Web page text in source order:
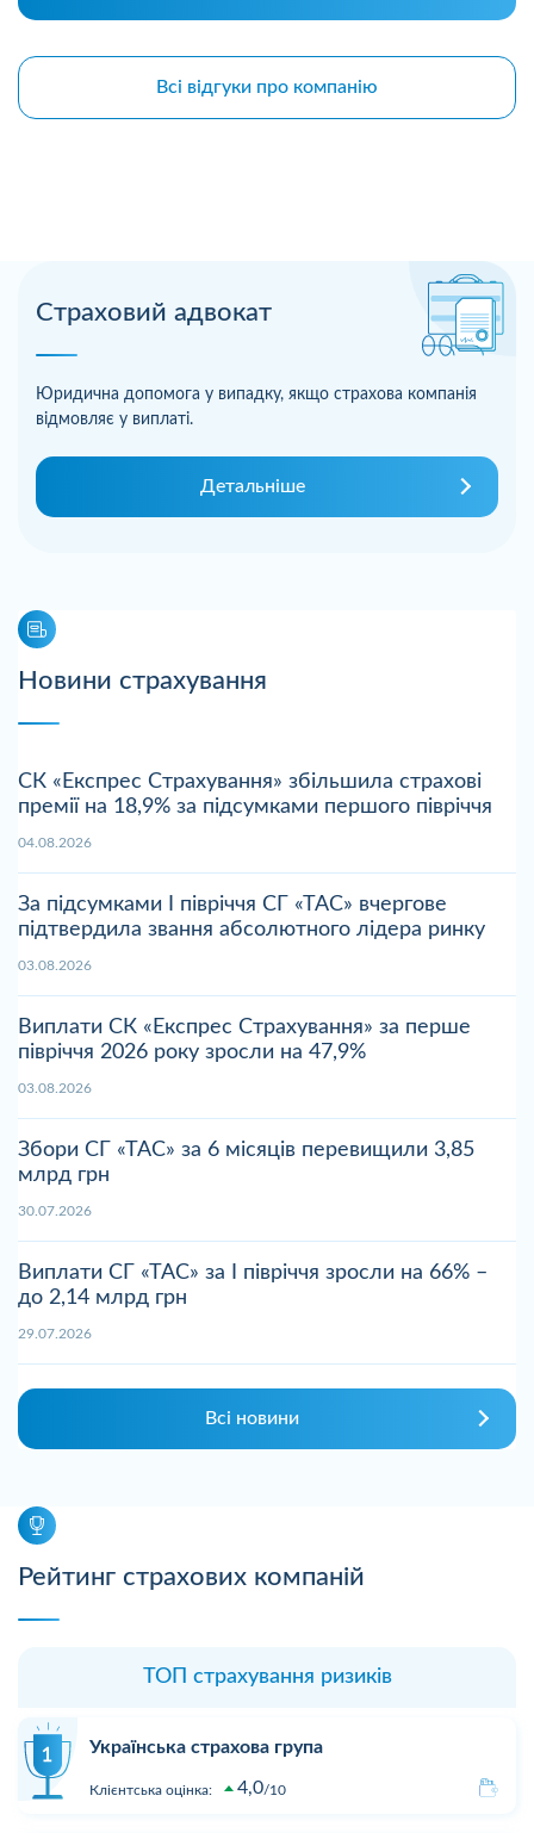
Страховий адвокат
Юридична допомога у випадку, якщо страхова компанія
відмовляє у виплаті.
Детальніше
Новини страхування
СК «Експрес Страхування» збільшила страхові
премії на 18,9% за підсумками першого півріччя
04.08.2026
За підсумками І півріччя СГ «ТАС» вчергове
підтвердила звання абсолютного лідера ринку
03.08.2026
Виплати СК «Експрес Страхування» за перше
півріччя 2026 року зросли на 47,9%
03.08.2026
Збори СГ «ТАС» за 6 місяців перевищили 3,85
млрд грн
30.07.2026
Виплати СГ «ТАС» за І півріччя зросли на 66% –
до 2,14 млрд грн
29.07.2026
Всі новини
Всі відгуки про компанію
Рейтинг страхових компаній
ТОП страхування ризиків
Українська страхова група
Клієнтська оцінка: 4,0 10